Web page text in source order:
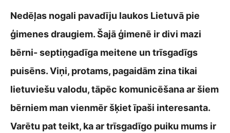
Nedēļas nogali pavadīju laukos Lietuvā pie
ģimenes draugiem. Šajā ģimenē ir divi mazi
bērni- septiņgadīga meitene un trīsgadīgs
puisēns. Viņi, protams, pagaidām zina tikai
lietuviešu valodu, tāpēc komunicēšana ar šiem
bērniem man vienmēr šķiet īpaši interesanta.
Varētu pat teikt, ka ar trīsgadīgo puiku mums ir